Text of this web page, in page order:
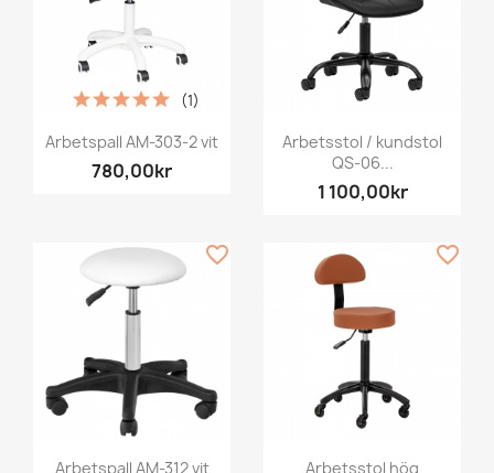
Arbetspall AM-303-2 vit
780,00kr
(1)
Arbetsstol / kundstol
QS-06...
1 100,00kr
Arbetspall AM-312 vit
favorite_border
Arbetsstol hög
favorite_border